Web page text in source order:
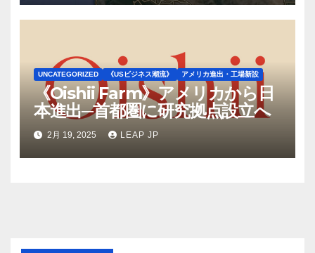
UNCATEGORIZED 《USビジネス潮流》 アメリカ進出・工場新設
《Oishii Farm》アメリカから日
本進出─首都圏に研究拠点設立へ
2月 19, 2025 LEAP JP